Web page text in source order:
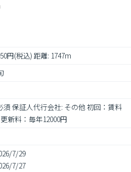
円(税込) 距離: 1747m
須 保証人代行会社: その他 初回：賃料
新料：毎年12000円
7/29
7/27